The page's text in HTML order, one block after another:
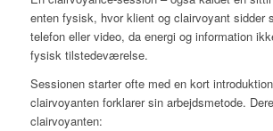
enten fysisk, hvor klient og clairvoyant sidder
telefon eller video, da energi og information
fysisk tilstedeværelse.
Sessionen starter ofte med en kort
clairvoyanten forklarer sin arbejdsmetode.
clairvoyanten: